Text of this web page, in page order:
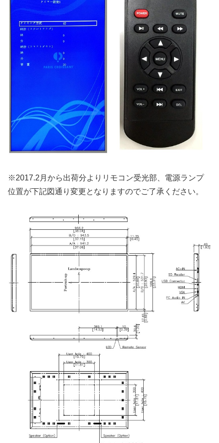
※2017.2月から出荷分よりリモコン受光部、電源ランプ
位置が下記図通り変更となりますのでご了承ください。